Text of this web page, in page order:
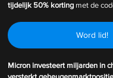
tijdelijk 50% korting met de
Word lid!
Micron investeert miljarden in